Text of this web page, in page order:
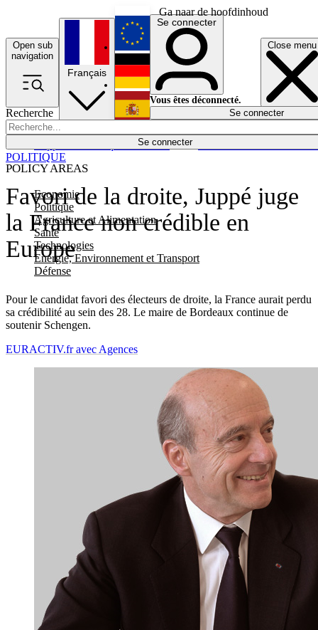
Ga naar de hoofdinhoud
Open sub
navigation
Close menu
Recherche
Se connecter
POLICY AREAS
Economie
Politique
Agriculture et Alimentation
Santé
Technologies
Energie, Environnement et Transport
Défense
Économie
Français
English
Deutsch
Español
Se connecter
Vous êtes déconnecté.
Se connecter
Favori de la droite, Juppé juge
la France non crédible en
Europe
Pour le candidat favori des électeurs de droite, la France aurait perdu
sa crédibilité au sein des 28. Le maire de Bordeaux continue de
soutenir Schengen.
POLITIQUE
EURACTIV.fr avec Agences